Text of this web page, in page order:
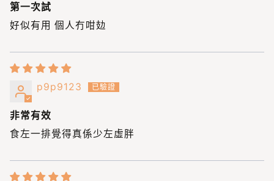
第一次試
好似有用 個人冇咁攰
p9p9123
非常有效
食左一排覺得真係少左虛胖